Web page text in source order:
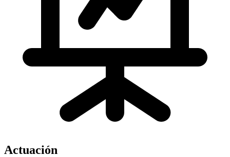
Actuación